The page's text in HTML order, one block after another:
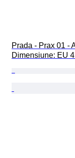
Prada - Prax 01 -
Dimensiune: EU